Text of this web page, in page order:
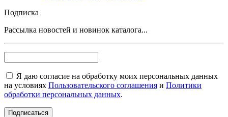
Подписка
Рассылка новостей и новинок каталога...
Я даю согласие на обработку моих персональных данных
на условиях Пользовательского соглашения и Политики
обработки персональных данных.